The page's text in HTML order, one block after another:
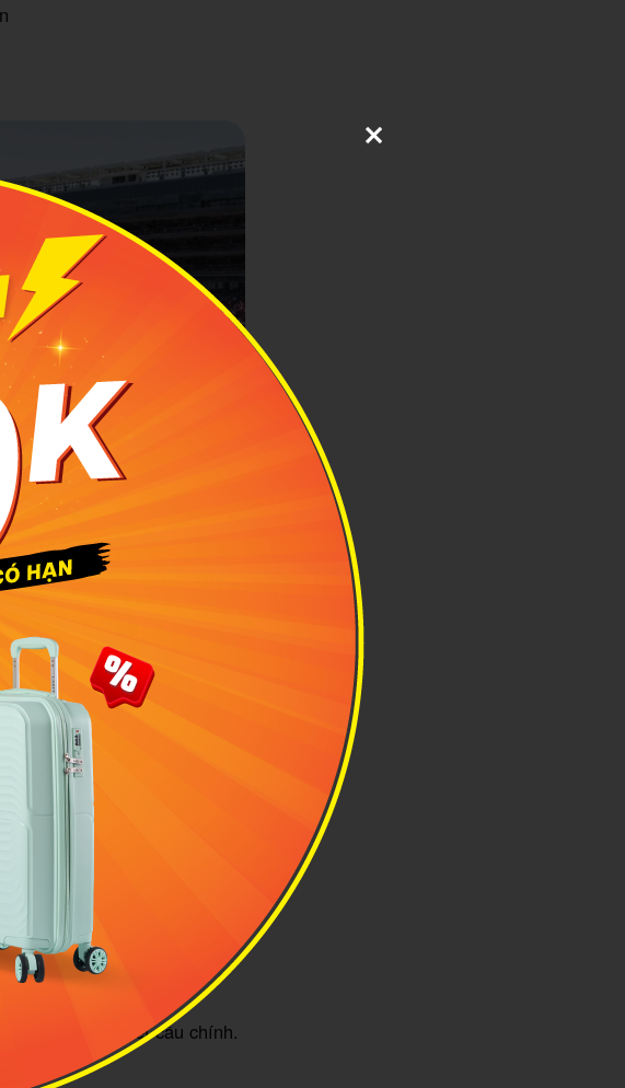
Santa Clara. Ảnh minh họa:
Park, sân nhà cũ của San
hợp tại San Francisco, đội
Clara phê duyệt kế hoạch
thành phần kết cấu chính.